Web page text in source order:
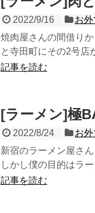
2022/9/16 お
焼肉屋さんの間借り
と寺田町にその2号店
記事を読む
[ラーメン]極
2022/8/24 お
新宿のラーメン屋さ
しかし僕の目的はラ
記事を読む